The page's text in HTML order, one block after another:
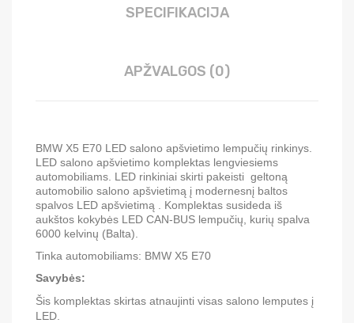
SPECIFIKACIJA
APŽVALGOS (0)
BMW X5 E70 LED salono apšvietimo lempučių rinkinys.
LED salono apšvietimo komplektas lengviesiems
automobiliams. LED rinkiniai skirti pakeisti geltoną
automobilio salono apšvietimą į modernesnį baltos
spalvos LED apšvietimą . Komplektas susideda iš
aukštos kokybės LED CAN-BUS lempučių, kurių spalva
6000 kelvinų (Balta).
Tinka automobiliams: BMW X5 E70
Savybės:
Šis komplektas skirtas atnaujinti visas salono lemputes į
LED.